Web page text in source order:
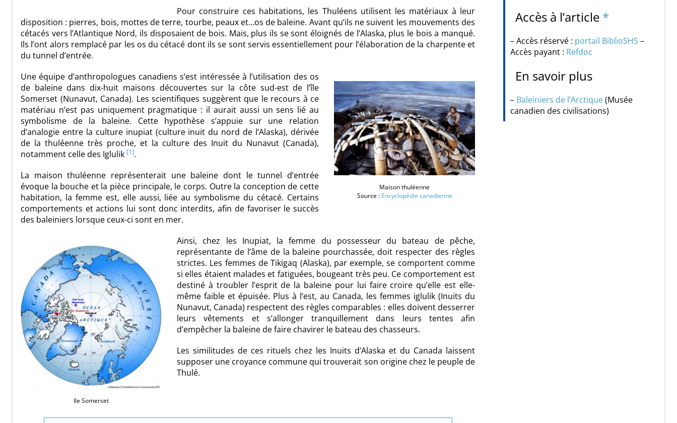
Pour construire ces habitations, les Thuléens utilisent les matériaux à leur
disposition : pierres, bois, mottes de terre, tourbe, peaux et…os de baleine. Avant qu’ils ne suivent les mouvements des
cétacés vers l’Atlantique Nord, ils disposaient de bois. Mais, plus ils se sont éloignés de l’Alaska, plus le bois a manqué.
Ils l’ont alors remplacé par les os du cétacé dont ils se sont servis essentiellement pour l’élaboration de la charpente et
du tunnel d’entrée.
Maison thuléenne
Source : Encyclopédie canadienne
Une équipe d’anthropologues canadiens s’est intéressée à l’utilisation des os
de baleine dans dix-huit maisons découvertes sur la côte sud-est de l’île
Somerset (Nunavut, Canada). Les scientifiques suggèrent que le recours à ce
matériau n’est pas uniquement pragmatique : il aurait aussi un sens lié au
symbolisme de la baleine. Cette hypothèse s’appuie sur une relation
d’analogie entre la culture inupiat (culture inuit du nord de l’Alaska), dérivée
de la thuléenne très proche, et la culture des Inuit du Nunavut (Canada),
notamment celle des Iglulik [1].
La maison thuléenne représenterait une baleine dont le tunnel d’entrée
évoque la bouche et la pièce principale, le corps. Outre la conception de cette
habitation, la femme est, elle aussi, liée au symbolisme du cétacé. Certains
comportements et actions lui sont donc interdits, afin de favoriser le succès
des baleiniers lorsque ceux-ci sont en mer.
Ile Somerset
Ainsi, chez les Inupiat, la femme du possesseur du bateau de pêche,
représentante de l’âme de la baleine pourchassée, doit respecter des règles
strictes. Les femmes de Tikigaq (Alaska), par exemple, se comportent comme
si elles étaient malades et fatiguées, bougeant très peu. Ce comportement est
destiné à troubler l’esprit de la baleine pour lui faire croire qu’elle est elle-
même faible et épuisée. Plus à l’est, au Canada, les femmes iglulik (Inuits du
Nunavut, Canada) respectent des règles comparables : elles doivent desserrer
leurs vêtements et s’allonger tranquillement dans leurs tentes afin
d’empêcher la baleine de faire chavirer le bateau des chasseurs.
Les similitudes de ces rituels chez les Inuits d’Alaska et du Canada laissent
supposer une croyance commune qui trouverait son origine chez le peuple de
Thulé.
Accès à l’article *
– Accès réservé : portail BiblioSHS –
Accès payant : Refdoc
En savoir plus
– Baleiniers de l’Arctique(Musée
canadien des civilisations)